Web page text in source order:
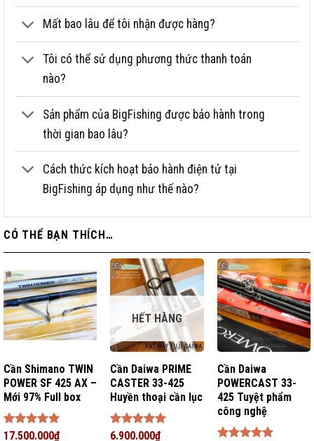
Mất bao lâu để tôi nhận được hàng?
Tôi có thể sử dụng phương thức thanh toán
nào?
Sản phẩm của BigFishing được bảo hành trong
thời gian bao lâu?
Cách thức kích hoạt bảo hành điện tử tại
BigFishing áp dụng như thế nào?
CÓ THỂ BẠN THÍCH…
Cần Shimano TWIN
POWER SF 425 AX –
Mới 97% Full box
Được xếp
17.500.000₫
HẾT HÀNG
Cần Daiwa PRIME
CASTER 33-425
Huyền thoại cần lục
Được xếp
6.900.000₫
Cần Daiwa
POWERCAST 33-
425 Tuyệt phẩm
công nghệ